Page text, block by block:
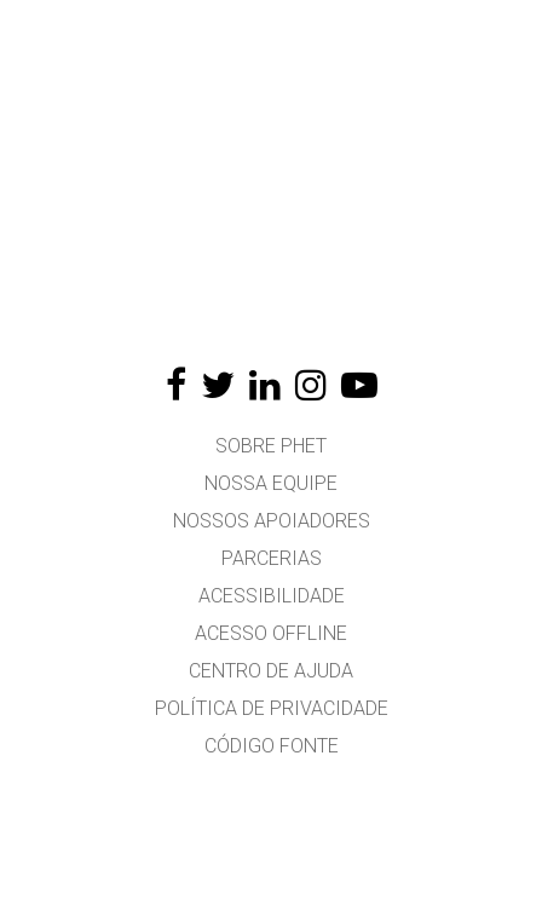
SOBRE PHET
NOSSA EQUIPE
NOSSOS APOIADORES
PARCERIAS
ACESSIBILIDADE
ACESSO OFFLINE
CENTRO DE AJUDA
POLÍTICA DE PRIVACIDADE
CÓDIGO FONTE